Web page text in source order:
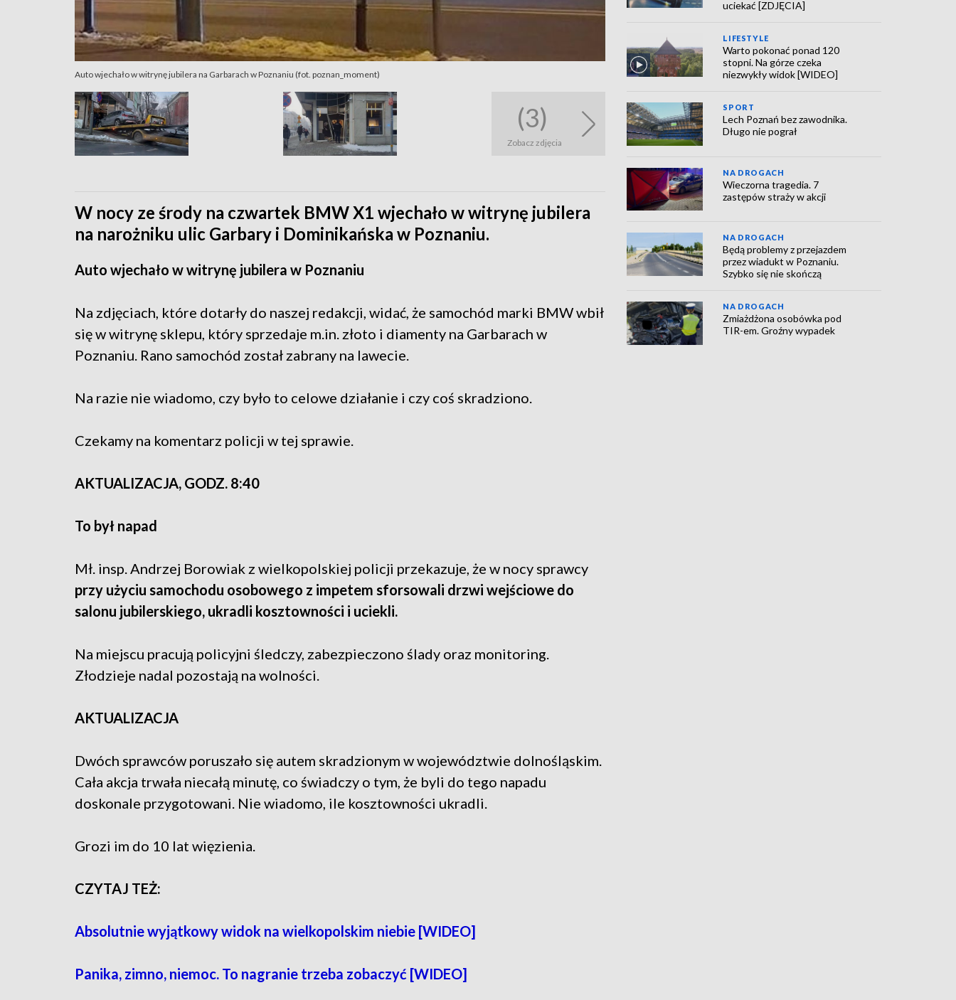
Auto wjechało w witrynę jubilera na Garbarach w Poznaniu (fot. poznan_moment)
(3)
Zobacz zdjęcia
W nocy ze środy na czwartek BMW X1 wjechało w witrynę jubilera
na narożniku ulic Garbary i Dominikańska w Poznaniu.
Auto wjechało w witrynę jubilera w Poznaniu
Na zdjęciach, które dotarły do naszej redakcji, widać, że samochód marki BMW wbił
się w witrynę sklepu, który sprzedaje m.in. złoto i diamenty na Garbarach w
Poznaniu. Rano samochód został zabrany na lawecie.
Na razie nie wiadomo, czy było to celowe działanie i czy coś skradziono.
Czekamy na komentarz policji w tej sprawie.
AKTUALIZACJA, GODZ. 8:40
To był napad
Mł. insp. Andrzej Borowiak z wielkopolskiej policji przekazuje, że w nocy sprawcy
przy użyciu samochodu osobowego z impetem sforsowali drzwi wejściowe do
salonu jubilerskiego, ukradli kosztowności i uciekli.
Na miejscu pracują policyjni śledczy, zabezpieczono ślady oraz monitoring.
Złodzieje nadal pozostają na wolności.
AKTUALIZACJA
Dwóch sprawców poruszało się autem skradzionym w województwie dolnośląskim.
Cała akcja trwała niecałą minutę, co świadczy o tym, że byli do tego napadu
doskonale przygotowani. Nie wiadomo, ile kosztowności ukradli.
Grozi im do 10 lat więzienia.
CZYTAJ TEŻ:
Absolutnie wyjątkowy widok na wielkopolskim niebie [WIDEO]
Panika, zimno, niemoc. To nagranie trzeba zobaczyć [WIDEO]
uciekać [ZDJĘCIA]
LIFESTYLE
Warto pokonać ponad 120
stopni. Na górze czeka
niezwykły widok [WIDEO]
SPORT
Lech Poznań bez zawodnika.
Długo nie pograł
NA DROGACH
Wieczorna tragedia. 7
zastępów straży w akcji
NA DROGACH
Będą problemy z przejazdem
przez wiadukt w Poznaniu.
Szybko się nie skończą
NA DROGACH
Zmiażdżona osobówka pod
TIR-em. Groźny wypadek